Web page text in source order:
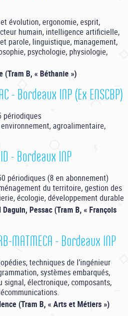
évolution, ergonomie, esprit,
humain, intelligence artificielle,
parole, linguistique, management,
psychologie, physiologie,
(Tram B, « Béthanie »)
- Bordeaux INP (Ex ENSCBP)
périodiques
agroalimentaire,
- Bordeaux INP
périodiques (8 en abonnement)
du territoire, gestion des
écologie, développement durable
Daguin, Pessac (Tram B, « François
MATMECA - Bordeaux INP
techniques de l’ingénieur
systèmes embarqués,
électronique, composants,
(Tram B, « Arts et Métiers »)